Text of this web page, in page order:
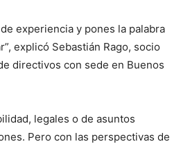
experiencia y pones la palabra
explicó Sebastián Rago, socio
directivos con sede en Buenos
legales o de asuntos
Pero con las perspectivas de